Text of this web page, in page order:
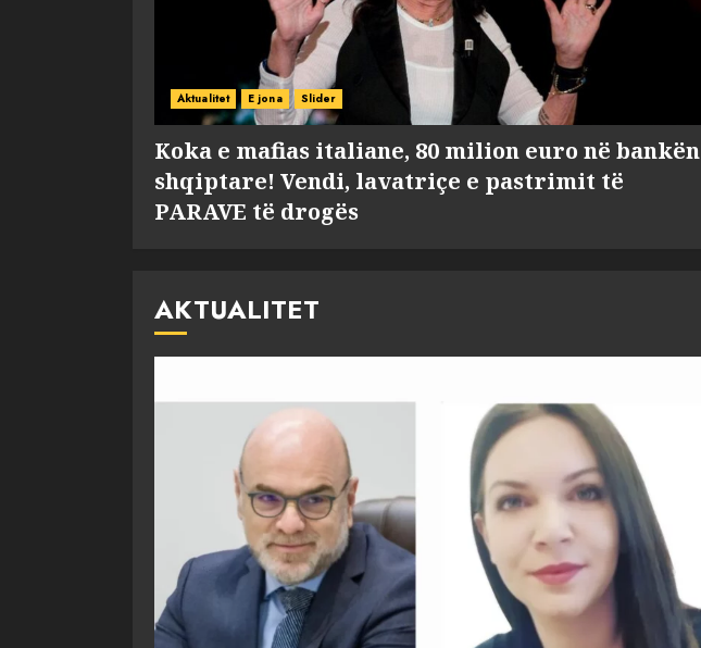
Aktualitet E jona Slider
Koka e mafias italiane, 80 milion euro në bankën
shqiptare! Vendi, lavatriçe e pastrimit të
PARAVE të drogës
AKTUALITET